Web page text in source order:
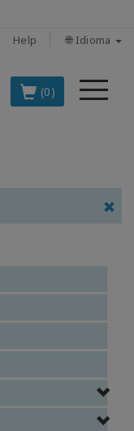
Help 🌐 Idioma
(0)